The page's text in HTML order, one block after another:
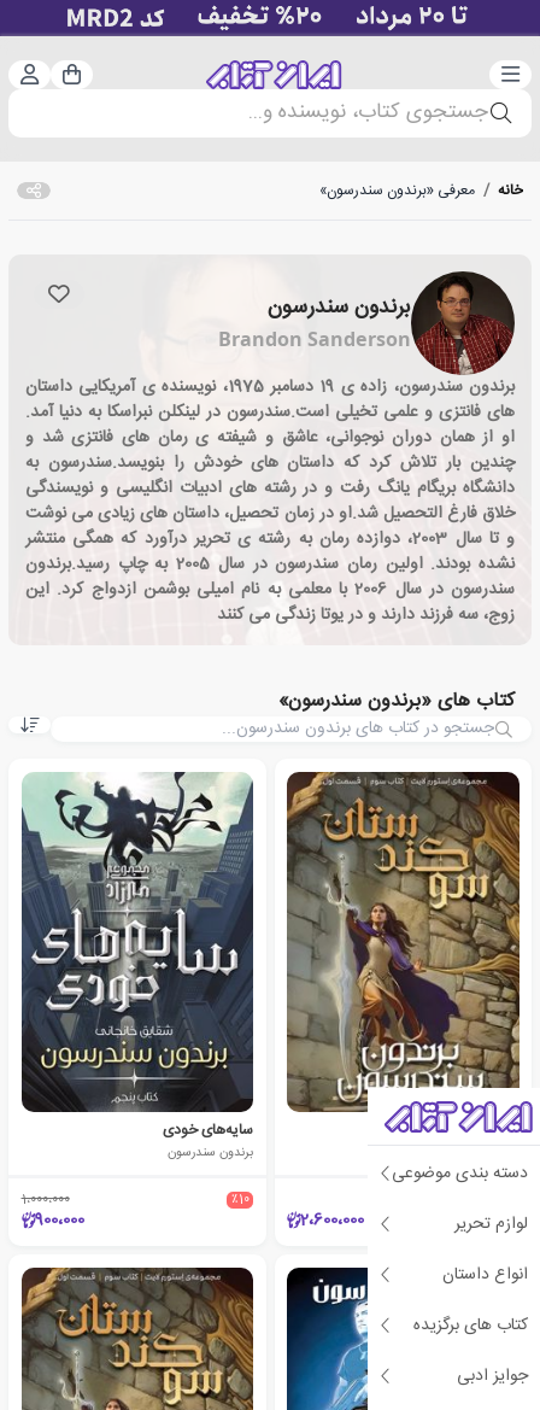
دسته‌بندی سبد
جستجوی کتاب، نویسنده و...
دسته بندی موضوعی
لوازم تحریر
انواع داستان
کتاب های برگزیده
جوایز ادبی
خانه / معرفی «برندون سندرسون»
برندون سندرسون
Brandon Sanderson
برندون سندرسون، زاده ی 19 دسامبر 1975، نویسنده ی آمریکایی داستان
های فانتزی و علمی تخیلی است.سندرسون در لینکلن نبراسکا به دنیا آمد.
او از همان دوران نوجوانی، عاشق و شیفته ی رمان های فانتزی شد و
چندین بار تلاش کرد که داستان های خودش را بنویسد.سندرسون به
دانشگاه بریگام یانگ رفت و در رشته های ادبیات انگلیسی و نویسندگی
خلاق فارغ التحصیل شد.او در زمان تحصیل، داستان های زیادی می نوشت
و تا سال 2003، دوازده رمان به رشته ی تحریر درآورد که همگی منتشر
نشده بودند. اولین رمان سندرسون در سال 2005 به چاپ رسید.برندون
سندرسون در سال 2006 با معلمی به نام امیلی بوشمن ازدواج کرد. این
زوج، سه فرزند دارند و در یوتا زندگی می کنند
کتاب های «برندون سندرسون»
سوگندستان (دو جلدی)
برندون سندرسون
2،600،000
سایه‌های خودی
برندون سندرسون
٪10 1،000،000
900،000